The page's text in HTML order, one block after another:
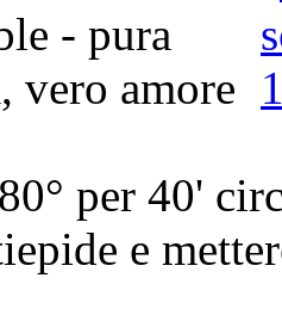
per 40'
e